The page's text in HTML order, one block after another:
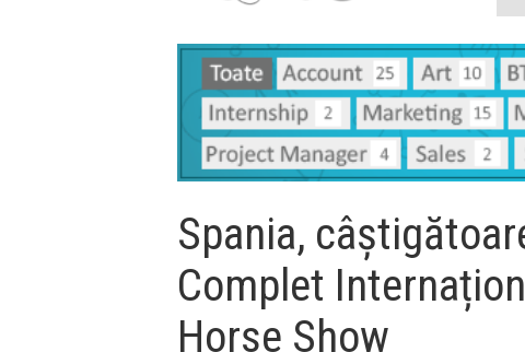
Spania,
Complet
Horse Show